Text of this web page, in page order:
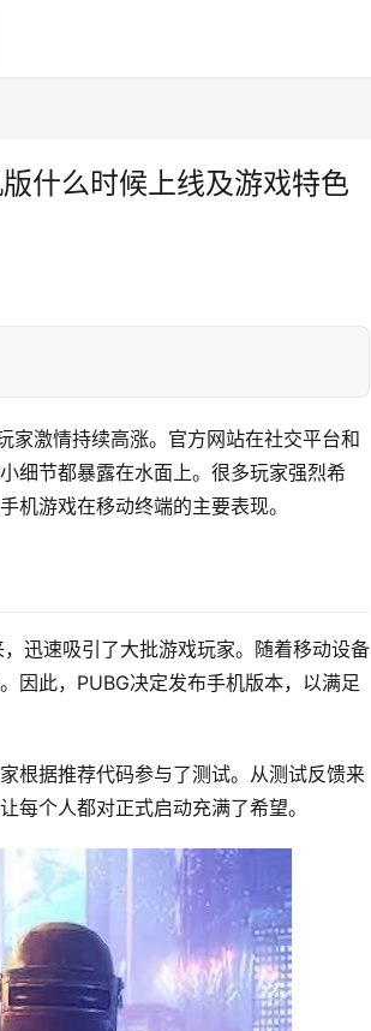
什么时候上线及游戏特色
家激情持续高涨。官方网站在社交平台和
细节都暴露在水面上。很多玩家强烈希
机游戏在移动终端的主要表现。
迅速吸引了大批游戏玩家。随着移动设备
因此，PUBG决定发布手机版本，以满足
根据推荐代码参与了测试。从测试反馈来
每个人都对正式启动充满了希望。